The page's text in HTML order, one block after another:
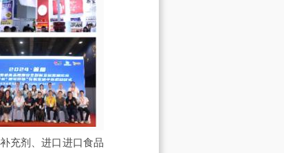
充剂、进口进口食品